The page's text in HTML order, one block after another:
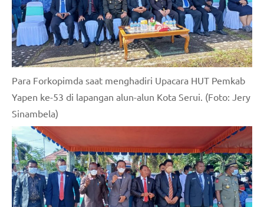
Para Forkopimda saat menghadiri Upacara HUT Pemkab
Yapen ke-53 di lapangan alun-alun Kota Serui. (Foto: Jery
Sinambela)